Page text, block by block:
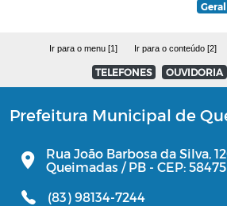
Geral
Ir para o menu [1] Ir para o conteúdo [2]
TELEFONES OUVIDORIA
Prefeitura Municipal de
Rua João Barbosa da Silva,
Queimadas / PB - CEP:
(83) 98134-7244